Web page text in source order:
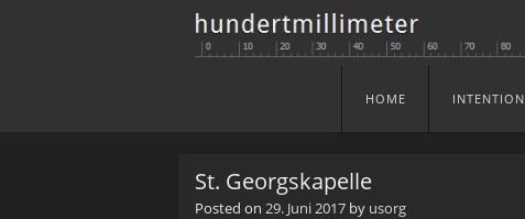
Menu
Skip to content
HOME INTENTION
St. Georgskapelle
Posted on 29. Juni 2017 by usorg